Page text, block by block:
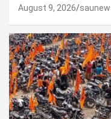
August 9, 2026